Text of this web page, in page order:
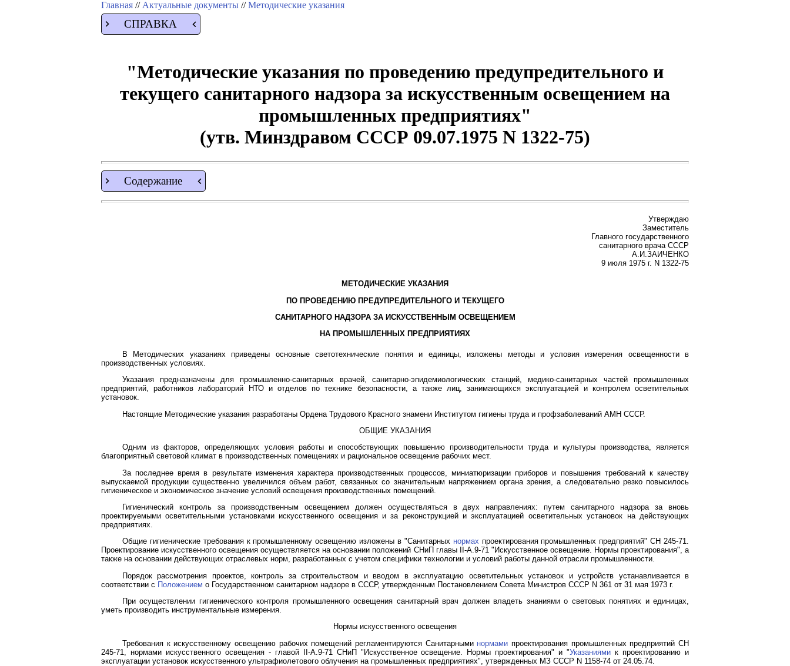
Главная // Актуальные документы //Методические указания
СПРАВКА
"Методические указания по проведению предупредительного и
текущего санитарного надзора за искусственным освещением на
промышленных предприятиях"
(утв. Минздравом СССР 09.07.1975 N 1322-75)
Содержание
Утверждаю
Заместитель
Главного государственного
санитарного врача СССР
А.И.ЗАИЧЕНКО
9 июля 1975 г. N 1322-75
МЕТОДИЧЕСКИЕ УКАЗАНИЯ
ПО ПРОВЕДЕНИЮ ПРЕДУПРЕДИТЕЛЬНОГО И ТЕКУЩЕГО
САНИТАРНОГО НАДЗОРА ЗА ИСКУССТВЕННЫМ ОСВЕЩЕНИЕМ
НА ПРОМЫШЛЕННЫХ ПРЕДПРИЯТИЯХ
В Методических указаниях приведены основные светотехнические понятия и единицы, изложены методы и условия измерения освещенности в
производственных условиях.
Указания предназначены для промышленно-санитарных врачей, санитарно-эпидемиологических станций, медико-санитарных частей промышленных
предприятий, работников лабораторий НТО и отделов по технике безопасности, а также лиц, занимающихся эксплуатацией и контролем осветительных
установок.
Настоящие Методические указания разработаны Ордена Трудового Красного знамени Институтом гигиены труда и профзаболеваний АМН СССР.
ОБЩИЕ УКАЗАНИЯ
Одним из факторов, определяющих условия работы и способствующих повышению производительности труда и культуры производства, является
благоприятный световой климат в производственных помещениях и рациональное освещение рабочих мест.
За последнее время в результате изменения характера производственных процессов, миниатюризации приборов и повышения требований к качеству
выпускаемой продукции существенно увеличился объем работ, связанных со значительным напряжением органа зрения, а следовательно резко повысилось
гигиеническое и экономическое значение условий освещения производственных помещений.
Гигиенический контроль за производственным освещением должен осуществляться в двух направлениях: путем санитарного надзора за вновь
проектируемыми осветительными установками искусственного освещения и за реконструкцией и эксплуатацией осветительных установок на действующих
предприятиях.
Общие гигиенические требования к промышленному освещению изложены в "Санитарных нормах проектирования промышленных предприятий" СН 245-71.
Проектирование искусственного освещения осуществляется на основании положений СНиП главы II-А.9-71 "Искусственное освещение. Нормы проектирования", а
также на основании действующих отраслевых норм, разработанных с учетом специфики технологии и условий работы данной отрасли промышленности.
Порядок рассмотрения проектов, контроль за строительством и вводом в эксплуатацию осветительных установок и устройств устанавливается в
соответствии с Положением о Государственном санитарном надзоре в СССР, утвержденным Постановлением Совета Министров СССР N 361 от 31 мая 1973 г.
При осуществлении гигиенического контроля промышленного освещения санитарный врач должен владеть знаниями о световых понятиях и единицах,
уметь производить инструментальные измерения.
Нормы искусственного освещения
Требования к искусственному освещению рабочих помещений регламентируются Санитарными нормами проектирования промышленных предприятий СН
245-71, нормами искусственного освещения - главой II-А.9-71 СНиП "Искусственное освещение. Нормы проектирования" и "Указаниями к проектированию и
эксплуатации установок искусственного ультрафиолетового облучения на промышленных предприятиях", утвержденных МЗ СССР N 1158-74 от 24.05.74.